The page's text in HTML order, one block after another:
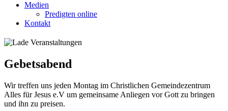
Medien
Predigten online
Kontakt
Gebetsabend
Wir treffen uns jeden Montag im Christlichen Gemeindezentrum
Alles für Jesus e.V um gemeinsame Anliegen vor Gott zu bringen
und ihn zu preisen.